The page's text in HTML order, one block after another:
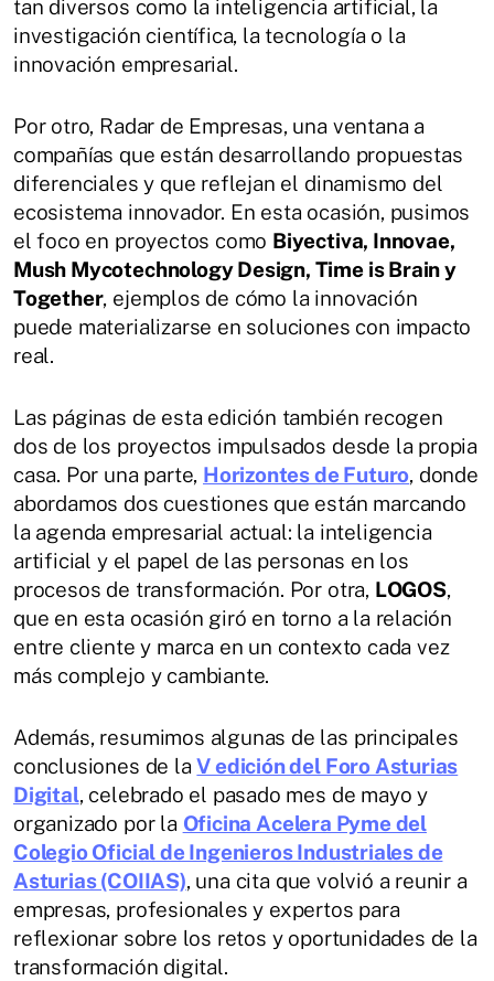
tan diversos como la inteligencia artificial, la
investigación científica, la tecnología o la
innovación empresarial.
Por otro, Radar de Empresas, una ventana a
compañías que están desarrollando propuestas
diferenciales y que reflejan el dinamismo del
ecosistema innovador. En esta ocasión, pusimos
el foco en proyectos como Biyectiva, Innovae,
Mush Mycotechnology Design, Time is Brain y
Together, ejemplos de cómo la innovación
puede materializarse en soluciones con impacto
real.
Las páginas de esta edición también recogen
dos de los proyectos impulsados desde la propia
casa. Por una parte, Horizontes de Futuro, donde
abordamos dos cuestiones que están marcando
la agenda empresarial actual: la inteligencia
artificial y el papel de las personas en los
procesos de transformación. Por otra, LOGOS,
que en esta ocasión giró en torno a la relación
entre cliente y marca en un contexto cada vez
más complejo y cambiante.
Además, resumimos algunas de las principales
conclusiones de laV edición del Foro Asturias
Digital, celebrado el pasado mes de mayo y
organizado por la Oficina Acelera Pyme del
Colegio Oficial de Ingenieros Industriales de
Asturias (COIIAS), una cita que volvió a reunir a
empresas, profesionales y expertos para
reflexionar sobre los retos y oportunidades de la
transformación digital.